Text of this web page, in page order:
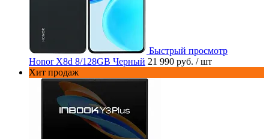
Быстрый просмотр
Honor X8d 8/128GB Черный 21 990 руб. / шт
Хит продаж